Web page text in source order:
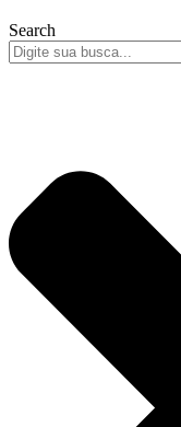
Search